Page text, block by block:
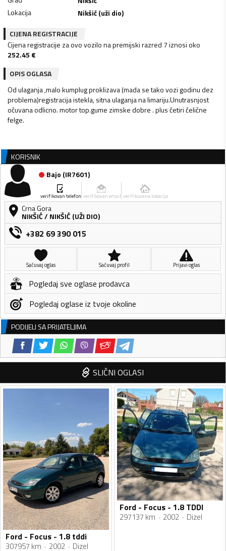
Lokacija
Nikšić (uži dio)
CIJENA REGISTRACIJE
Cijena registracije za ovo vozilo na premijski razred 7 iznosi oko
252.45 €
OPIS OGLASA
Od ulaganja ,malo kumplug proklizava (mada se tako vozi godinu dez
problema)registracija istekla, sitna ulaganja na limariju.Unutrasnjost
očuvana odlicno. motor top.gume zimske dobre . plus četiri čelične
felge.
KORISNIK
Bajo (IR7601)
verifikovan telefon verifikovan email verifikovana lokacija
Crna Gora
NIKŠIĆ/ NIKŠIĆ (UŽI DIO)
+382 69 390 015
Sačuvaj oglas Sačuvaj profil Prijavi oglas
Pogledaj sve oglase prodavca
Pogledaj oglase iz tvoje okoline
PODIJELI SA PRIJATELJIMA
SLIČNI OGLASI
Ford - Focus - 1.8 tddi
307957 km 2002 Dizel
Ford - Focus - 1.8 TDDI
297137 km 2002 Dizel